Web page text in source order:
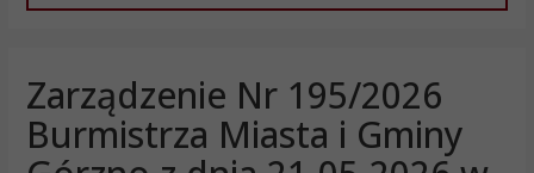
Zarządzenie Nr 195/2026
Burmistrza Miasta i Gminy